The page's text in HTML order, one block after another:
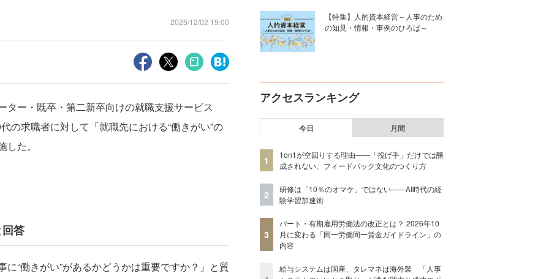
2025/12/02 19:00
ー・既卒・第二新卒向けの就職支援サービス
の求職者に対して「就職先における“働きがい”の
た。
答
“働きがい”があるかどうかは重要ですか？」と質
【特集】人的資本経営～人事のため
の知見・情報・事例のひろば～
アクセスランキング
今日 月間
1
1on1が空回りする理由——「投げ手」だけでは醸
成されない、フィードバック文化のつくり方
2
研修は「10％のオマケ」ではない——AI時代の経
験学習加速術
3
パート・有期雇用労働法の改正とは？ 2026年10
月に変わる「同一労働同一賃金ガイドライン」の
内容
給与システムは国産、タレマネは海外製 「人事